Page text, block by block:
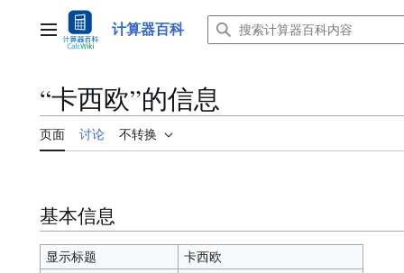
主菜单 计算器百科
“卡西欧”的信息
页面 讨论 不转换
基本信息
显示标题
卡西欧